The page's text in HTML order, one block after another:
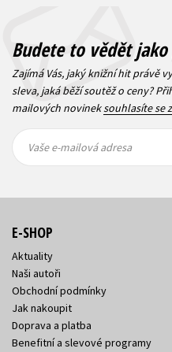
Budete to vědět
Zajímá Vás, jaký knižní hit právě
sleva, jaká běží soutěž o ceny?
mailových novineksouhlasíte se
mailová
mailová
Vaše e-mailová adresa
E-SHOP
Aktuality
Naši autoři
Obchodní podmínky
Jak nakoupit
Doprava a platba
Benefitní a slevové programy